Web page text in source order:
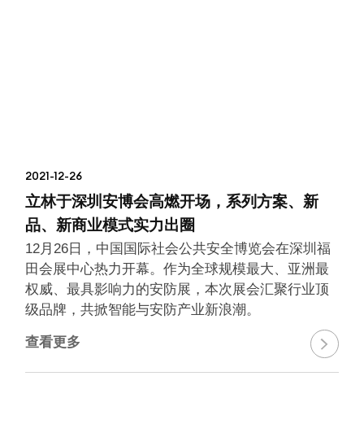
2021-12-26
立林于深圳安博会高燃开场，系列方案、新
品、新商业模式实力出圈
12月26日，中国国际社会公共安全博览会在深圳福
田会展中心热力开幕。作为全球规模最大、亚洲最
权威、最具影响力的安防展，本次展会汇聚行业顶
级品牌，共掀智能与安防产业新浪潮。
查看更多 